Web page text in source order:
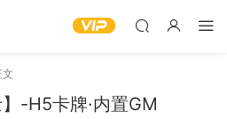
文
-H5卡牌·内置GM